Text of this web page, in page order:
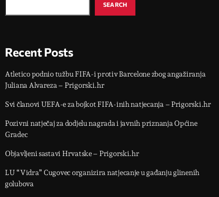
SEARCH
Recent Posts
Atletico podnio tužbu FIFA-i protiv Barcelone zbog angažiranja
Juliana Alvareza – Prigorski.hr
Svi članovi UEFA-e za bojkot FIFA-inih natjecanja – Prigorski.hr
Pozivni natječaj za dodjelu nagrada i javnih priznanja Općine
Gradec
Objavljeni sastavi Hrvatske – Prigorski.hr
LU “Vidra” Cugovec organizira natjecanje u gađanju glinenih
golubova